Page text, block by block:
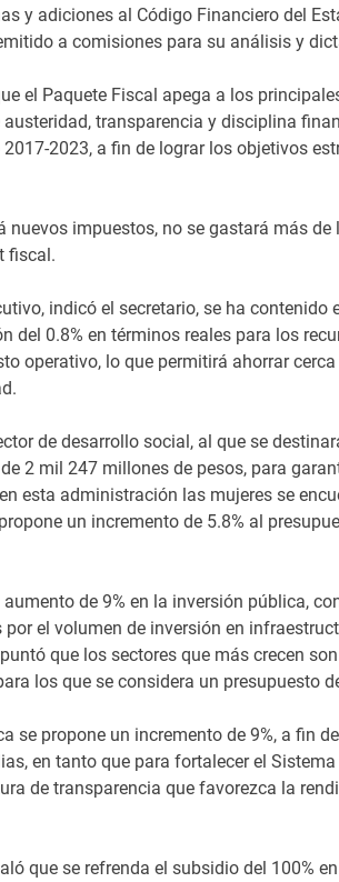
y adiciones al Código Financiero del
a comisiones para su análisis y
el Paquete Fiscal apega a los
transparencia y disciplina
2023, a fin de lograr los objetivos
nuevos impuestos, no se gastará más
fiscal.
indicó el secretario, se ha
del 0.8% en términos reales para los
operativo, lo que permitirá ahorrar
de desarrollo social, al que se
2 mil 247 millones de pesos, para
esta administración las mujeres se
un incremento de 5.8% al
de 9% en la inversión pública,
el volumen de inversión en
que los sectores que más crecen
los que se considera un presupuesto
se propone un incremento de 9%, a fin
en tanto que para fortalecer el
de transparencia que favorezca la
que se refrenda el subsidio del 100%